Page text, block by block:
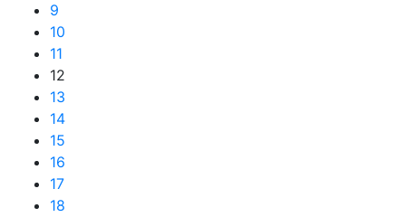
9
10
11
12
13
14
15
16
17
18